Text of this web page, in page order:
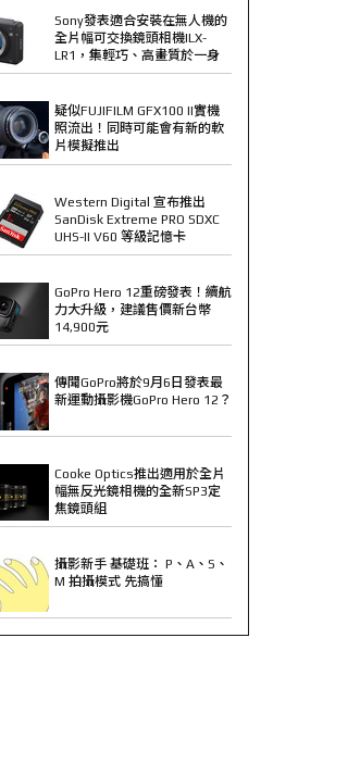
Sony發表適合安裝在無人機的
全片幅可交換鏡頭相機ILX-
LR1，集輕巧、高畫質於一身
疑似FUJIFILM GFX100 II實機
照流出！同時可能會有新的軟
片模擬推出
Western Digital 宣布推出
SanDisk Extreme PRO SDXC
UHS-II V60 等級記憶卡
GoPro Hero 12重磅發表！續航
力大升級，建議售價新台幣
14,900元
傳聞GoPro將於9月6日發表最
新運動攝影機GoPro Hero 12？
Cooke Optics推出適用於全片
幅無反光鏡相機的全新SP3定
焦鏡頭組
攝影新手 基礎班： P、A、S、
M 拍攝模式 先搞懂